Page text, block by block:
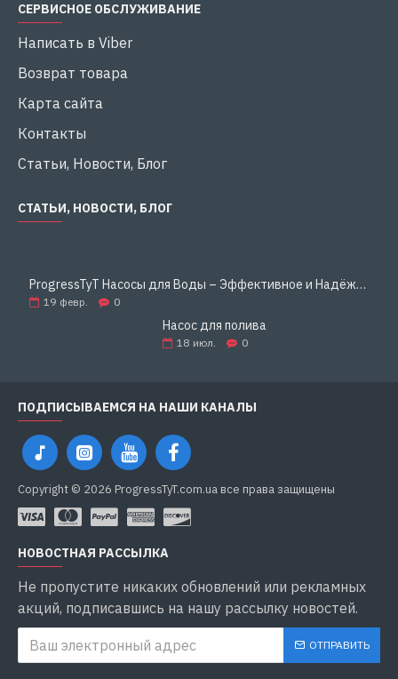
СЕРВИСНОЕ ОБСЛУЖИВАНИЕ
Написать в Viber
Возврат товара
Карта сайта
Контакты
Статьи, Новости, Блог
СТАТЬИ, НОВОСТИ, БЛОГ
ProgressTyT Насосы для Воды – Эффективное и Надёжное Решение для Дома и Бизнеса
19 февр. 0
Насос для полива
18 июл. 0
ПОДПИСЫВАЕМСЯ НА НАШИ КАНАЛЫ
Copyright © 2026 ProgressTyT.com.ua все права защищены
НОВОСТНАЯ РАССЫЛКА
Не пропустите никаких обновлений или рекламных
акций, подписавшись на нашу рассылку новостей.
ОТПРАВИТЬ